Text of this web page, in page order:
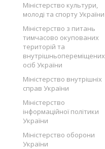
Міністерство культури,
молоді та спорту України
Міністерство з питань
тимчасово окупованих
територій та
внутрішньопереміщених
осіб України
Міністерство внутрішніх
справ України
Міністерство
інформаційної політики
України
Міністерство оборони
України